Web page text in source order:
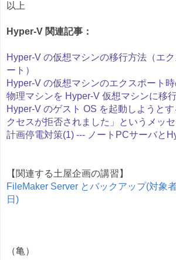
以上
Hyper-V 関連記事：
Hyper-V の仮想マシンの移行方法（エ
ート）
Hyper-V の仮想マシンのエクスポート
物理マシンを Hyper-V 仮想マシンに移
Hyper-V のゲスト OS を起動しようと
クセスが拒否されました」というメッ
計画停電対策(1) --- ノートPCサーバと
【関連する土屋企画の講習】
FileMaker Server とバックアップ(対象
日)
（亀）